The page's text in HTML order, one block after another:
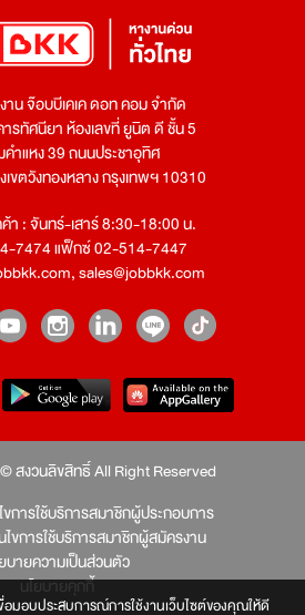
มอบประสบการณ์การใช้งานเว็บไซต์ของคุณให้ดี
น จ๊อบบีเคเค ดอท คอม จำกัด
รทัศนียา ห้องเลขที่ ยูนิต ดี ชั้น 5
ำแหง 39 ถนนประชาอุทิศ
เขตวังทองหลาง กรุงเทพฯ 10310
า : จันทร์-เสาร์ 8:30-18:00 น.
7474 แฟ็กซ์ 02-514-7447
,sales@jobbkk.com
สงวนลิขสิทธิ์ All Right Reserved
ขการใช้บริการสมาชิกผู้ประกอบการ
ไขการใช้บริการสมาชิกผู้สมัครงาน
บายความเป็นส่วนตัว
นโยบายคุกกี้